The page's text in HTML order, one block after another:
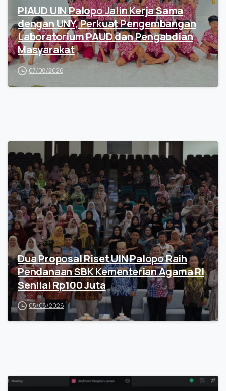
PIAUD UIN Palopo Jalin Kerja Sama
dengan UNY, Perkuat Pengembangan
Laboratorium PAUD dan Pengabdian
Masyarakat
07/08/2026
Dua Proposal Riset UIN Palopo Raih
Pendanaan SBK Kementerian Agama RI
Senilai Rp100 Juta
05/08/2026